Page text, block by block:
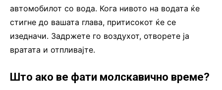
автомобилот со вода. Кога нивото на водата ќе
стигне до вашата глава, притисокот ќе се
изедначи. Задржете го воздухот, отворете ја
вратата и отпливајте.
Што ако ве фати молскавично време?